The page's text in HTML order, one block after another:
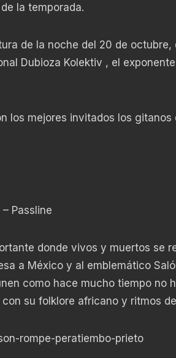
la temporada.
de la noche del 20 de octubre,
Dubioza Kolektiv , el
los mejores invitados los gitanos
– Passline
donde vivos y muertos se
a México y al emblemático
como hace mucho tiempo no
su folklore africano y ritmos
rompe-peratiembo-prieto